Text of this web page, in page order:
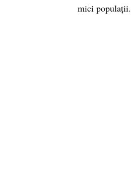
mici populații.